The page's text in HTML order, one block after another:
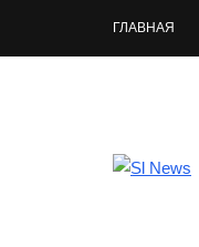
ГЛАВНАЯ